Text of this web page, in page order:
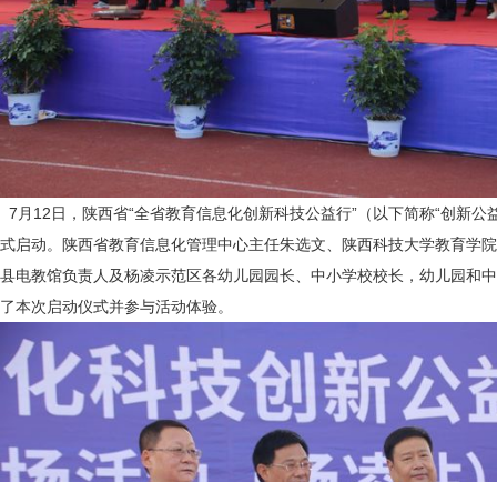
7月12日，陕西省“全省教育信息化创新科技公益行”（以下简称“创新公
式启动。陕西省教育信息化管理中心主任朱选文、陕西科技大学教育学
县电教馆负责人及杨凌示范区各幼儿园园长、中小学校校长，幼儿园和
了本次启动仪式并参与活动体验。